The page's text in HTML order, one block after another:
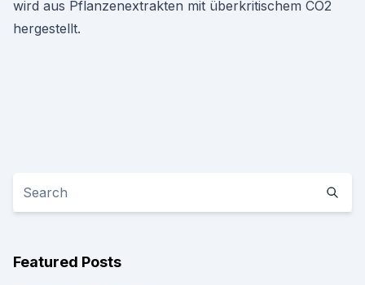
wird aus Pflanzenextrakten mit überkritischem CO2
hergestellt.
Featured Posts